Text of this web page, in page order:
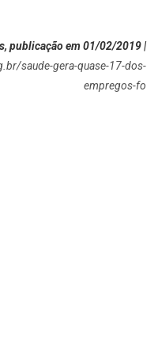
publicação em 01/02/2019 |
saude-gera-quase-17-dos-
empregos-fo